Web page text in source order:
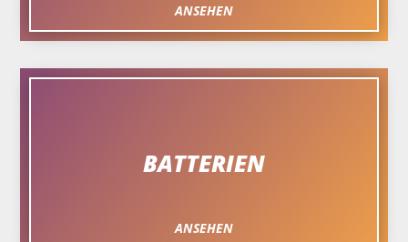
ANSEHEN
BATTERIEN
ANSEHEN